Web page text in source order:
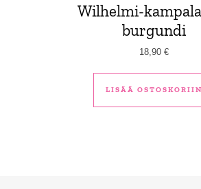
Wilhelmi-
burgundi
18,90 €
LISÄÄ OSTOSKORIIN